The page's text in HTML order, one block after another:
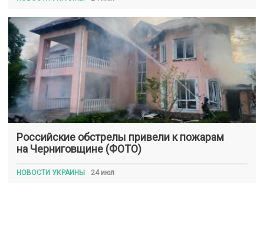
Российские обстрелы привели к пожарам
на Черниговщине (ФОТО)
НОВОСТИ УКРАИНЫ 24 июл